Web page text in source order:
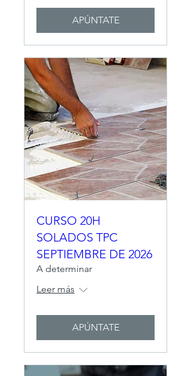
APÚNTATE
CURSO 20H
SOLADOS TPC
SEPTIEMBRE DE 2026
A determinar
Leer más
APÚNTATE